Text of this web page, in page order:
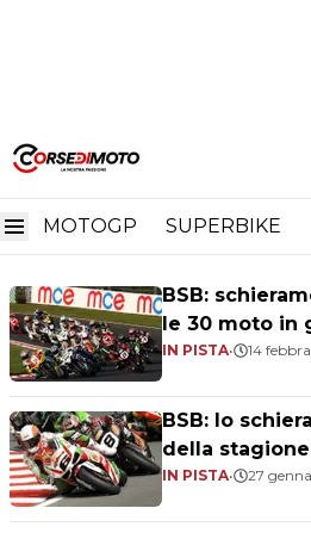
MOTOGP SUPERBIKE
Home Worx Crescent Suzuki
Worx Crescent
BSB:
le 30 moto in
IN PISTA• 14
BSB: lo
della stagione
IN PISTA• 27